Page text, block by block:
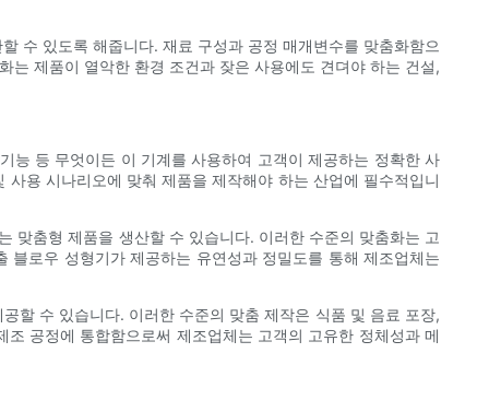
수 있도록 해줍니다. 재료 구성과 공정 매개변수를 맞춤화함으
는 제품이 열악한 환경 조건과 잦은 사용에도 견뎌야 하는 건설,
능 등 무엇이든 이 기계를 사용하여 고객이 제공하는 정확한 사
용 시나리오에 맞춰 제품을 제작해야 하는 산업에 필수적입니
맞춤형 제품을 생산할 수 있습니다. 이러한 수준의 맞춤화는 고
로우 성형기가 제공하는 유연성과 정밀도를 통해 제조업체는
할 수 있습니다. 이러한 수준의 맞춤 제작은 식품 및 음료 포장,
공정에 통합함으로써 제조업체는 고객의 고유한 정체성과 메